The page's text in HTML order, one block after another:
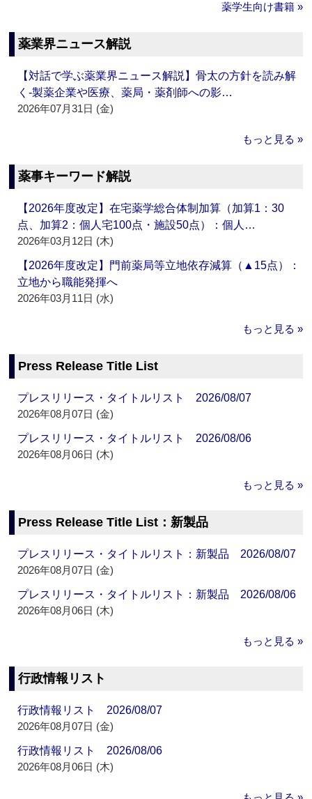
薬学生向け書籍 »
薬業界ニュース解説
【対話で学ぶ薬業界ニュース解説】骨太の方針を読み解
く‐製薬企業や医療、薬局・薬剤師への影…
2026年07月31日 (金)
もっと見る »
薬事キーワード解説
【2026年度改定】在宅薬学総合体制加算（加算1：30
点、加算2：個人宅100点・施設50点）：個人…
2026年03月12日 (木)
【2026年度改定】門前薬局等立地依存減算（▲15点）：
立地から職能発揮へ
2026年03月11日 (水)
もっと見る »
Press Release Title List
プレスリリース・タイトルリスト 2026/08/07
2026年08月07日 (金)
プレスリリース・タイトルリスト 2026/08/06
2026年08月06日 (木)
もっと見る »
Press Release Title List：新製品
プレスリリース・タイトルリスト：新製品 2026/08/07
2026年08月07日 (金)
プレスリリース・タイトルリスト：新製品 2026/08/06
2026年08月06日 (木)
もっと見る »
行政情報リスト
行政情報リスト 2026/08/07
2026年08月07日 (金)
行政情報リスト 2026/08/06
2026年08月06日 (木)